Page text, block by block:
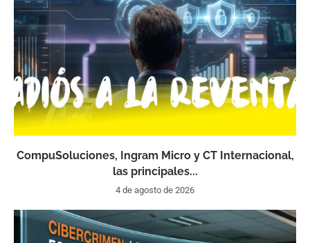
CompuSoluciones, Ingram Micro y CT Internacional,
las principales...
4 de agosto de 2026